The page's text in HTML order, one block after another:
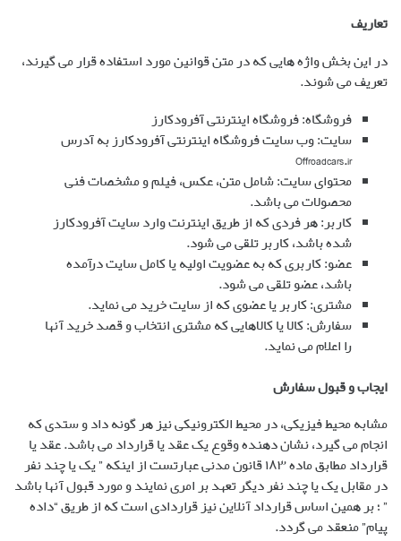
تعاریف
در این بخش واژه هایی که در متن قوانین مورد استفاده قرار می گیرند،
تعریف می شوند.
فروشگاه: فروشگاه اینترنتی آفرودکارز
سایت: وب سایت فروشگاه اینترنتی آفرودکارز به آدرس
Offroadcars.ir
محتوای سایت: شامل متن، عکس، فیلم و مشخصات فنی
محصولات می باشد.
کاربر: هر فردی که از طریق اینترنت وارد سایت آفرودکارز
شده باشد، کاربر تلقی می شود.
عضو: کاربری که به عضویت اولیه یا کامل سایت درآمده
باشد، عضو تلقی می شود.
مشتری: کاربر یا عضوی که از سایت خرید می نماید.
سفارش: کالا یا کالاهایی که مشتری انتخاب و قصد خرید آنها
را اعلام می نماید.
ایجاب و قبول سفارش
مشابه محیط فیزیکی، در محیط الکترونیکی نیز هر گونه داد و ستدی که
انجام می گیرد، نشان دهنده وقوع یک عقد یا قرارداد می باشد. عقد یا
قرارداد مطابق ماده ۱۸۳ قانون مدنی عبارتست از اینکه ” یک یا چند نفر
در مقابل یک یا چند نفر دیگر تعهد بر امری نمایند و مورد قبول آنها باشد
” ؛ بر همین اساس قرارداد آنلاین نیز قراردادی است که از طریق “داده
پیام” منعقد می گردد.